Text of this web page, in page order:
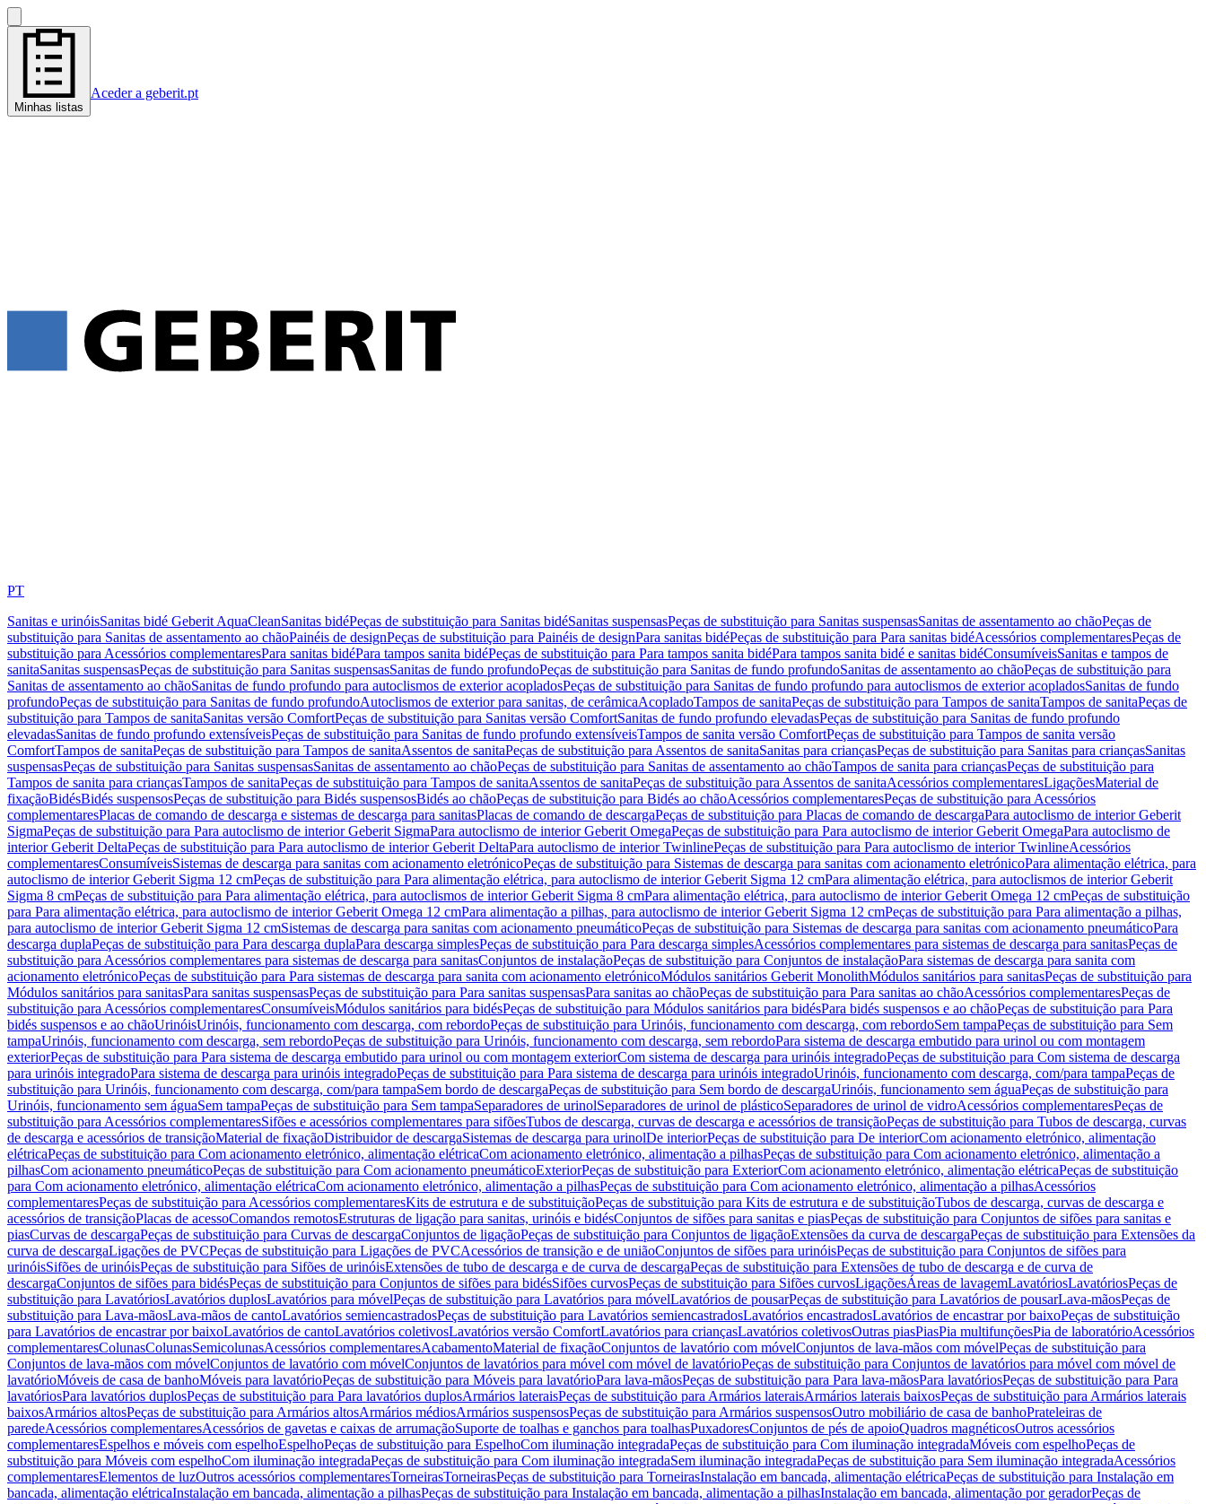
Minhas listas
Aceder a geberit.pt
PT
Sanitas e urinóisSanitas bidé Geberit AquaCleanSanitas bidéPeças de substituição para Sanitas bidéSanitas suspensasPeças de substituição para Sanitas suspensasSanitas de assentamento ao chãoPeças de
substituição para Sanitas de assentamento ao chãoPainéis de designPeças de substituição para Painéis de designPara sanitas bidéPeças de substituição para Para sanitas bidéAcessórios complementaresPeças de
substituição para Acessórios complementaresPara sanitas bidéPara tampos sanita bidéPeças de substituição para Para tampos sanita bidéPara tampos sanita bidé e sanitas bidéConsumíveisSanitas e tampos de
sanitaSanitas suspensasPeças de substituição para Sanitas suspensasSanitas de fundo profundoPeças de substituição para Sanitas de fundo profundoSanitas de assentamento ao chãoPeças de substituição para
Sanitas de assentamento ao chãoSanitas de fundo profundo para autoclismos de exterior acopladosPeças de substituição para Sanitas de fundo profundo para autoclismos de exterior acopladosSanitas de fundo
profundoPeças de substituição para Sanitas de fundo profundoAutoclismos de exterior para sanitas, de cerâmicaAcopladoTampos de sanitaPeças de substituição para Tampos de sanitaTampos de sanitaPeças de
substituição para Tampos de sanitaSanitas versão ComfortPeças de substituição para Sanitas versão ComfortSanitas de fundo profundo elevadasPeças de substituição para Sanitas de fundo profundo
elevadasSanitas de fundo profundo extensíveisPeças de substituição para Sanitas de fundo profundo extensíveisTampos de sanita versão ComfortPeças de substituição para Tampos de sanita versão
ComfortTampos de sanitaPeças de substituição para Tampos de sanitaAssentos de sanitaPeças de substituição para Assentos de sanitaSanitas para criançasPeças de substituição para Sanitas para criançasSanitas
suspensasPeças de substituição para Sanitas suspensasSanitas de assentamento ao chãoPeças de substituição para Sanitas de assentamento ao chãoTampos de sanita para criançasPeças de substituição para
Tampos de sanita para criançasTampos de sanitaPeças de substituição para Tampos de sanitaAssentos de sanitaPeças de substituição para Assentos de sanitaAcessórios complementaresLigaçõesMaterial de
fixaçãoBidésBidés suspensosPeças de substituição para Bidés suspensosBidés ao chãoPeças de substituição para Bidés ao chãoAcessórios complementaresPeças de substituição para Acessórios
complementaresPlacas de comando de descarga e sistemas de descarga para sanitasPlacas de comando de descargaPeças de substituição para Placas de comando de descargaPara autoclismo de interior Geberit
SigmaPeças de substituição para Para autoclismo de interior Geberit SigmaPara autoclismo de interior Geberit OmegaPeças de substituição para Para autoclismo de interior Geberit OmegaPara autoclismo de
interior Geberit DeltaPeças de substituição para Para autoclismo de interior Geberit DeltaPara autoclismo de interior TwinlinePeças de substituição para Para autoclismo de interior TwinlineAcessórios
complementaresConsumíveisSistemas de descarga para sanitas com acionamento eletrónicoPeças de substituição para Sistemas de descarga para sanitas com acionamento eletrónicoPara alimentação elétrica, para
autoclismo de interior Geberit Sigma 12 cmPeças de substituição para Para alimentação elétrica, para autoclismo de interior Geberit Sigma 12 cmPara alimentação elétrica, para autoclismos de interior Geberit
Sigma 8 cmPeças de substituição para Para alimentação elétrica, para autoclismos de interior Geberit Sigma 8 cmPara alimentação elétrica, para autoclismo de interior Geberit Omega 12 cmPeças de substituição
para Para alimentação elétrica, para autoclismo de interior Geberit Omega 12 cmPara alimentação a pilhas, para autoclismo de interior Geberit Sigma 12 cmPeças de substituição para Para alimentação a pilhas,
para autoclismo de interior Geberit Sigma 12 cmSistemas de descarga para sanitas com acionamento pneumáticoPeças de substituição para Sistemas de descarga para sanitas com acionamento pneumáticoPara
descarga duplaPeças de substituição para Para descarga duplaPara descarga simplesPeças de substituição para Para descarga simplesAcessórios complementares para sistemas de descarga para sanitasPeças de
substituição para Acessórios complementares para sistemas de descarga para sanitasConjuntos de instalaçãoPeças de substituição para Conjuntos de instalaçãoPara sistemas de descarga para sanita com
acionamento eletrónicoPeças de substituição para Para sistemas de descarga para sanita com acionamento eletrónicoMódulos sanitários Geberit MonolithMódulos sanitários para sanitasPeças de substituição para
Módulos sanitários para sanitasPara sanitas suspensasPeças de substituição para Para sanitas suspensasPara sanitas ao chãoPeças de substituição para Para sanitas ao chãoAcessórios complementaresPeças de
substituição para Acessórios complementaresConsumíveisMódulos sanitários para bidésPeças de substituição para Módulos sanitários para bidésPara bidés suspensos e ao chãoPeças de substituição para Para
bidés suspensos e ao chãoUrinóisUrinóis, funcionamento com descarga, com rebordoPeças de substituição para Urinóis, funcionamento com descarga, com rebordoSem tampaPeças de substituição para Sem
tampaUrinóis, funcionamento com descarga, sem rebordoPeças de substituição para Urinóis, funcionamento com descarga, sem rebordoPara sistema de descarga embutido para urinol ou com montagem
exteriorPeças de substituição para Para sistema de descarga embutido para urinol ou com montagem exteriorCom sistema de descarga para urinóis integradoPeças de substituição para Com sistema de descarga
para urinóis integradoPara sistema de descarga para urinóis integradoPeças de substituição para Para sistema de descarga para urinóis integradoUrinóis, funcionamento com descarga, com/para tampaPeças de
substituição para Urinóis, funcionamento com descarga, com/para tampaSem bordo de descargaPeças de substituição para Sem bordo de descargaUrinóis, funcionamento sem águaPeças de substituição para
Urinóis, funcionamento sem águaSem tampaPeças de substituição para Sem tampaSeparadores de urinolSeparadores de urinol de plásticoSeparadores de urinol de vidroAcessórios complementaresPeças de
substituição para Acessórios complementaresSifões e acessórios complementares para sifõesTubos de descarga, curvas de descarga e acessórios de transiçãoPeças de substituição para Tubos de descarga, curvas
de descarga e acessórios de transiçãoMaterial de fixaçãoDistribuidor de descargaSistemas de descarga para urinolDe interiorPeças de substituição para De interiorCom acionamento eletrónico, alimentação
elétricaPeças de substituição para Com acionamento eletrónico, alimentação elétricaCom acionamento eletrónico, alimentação a pilhasPeças de substituição para Com acionamento eletrónico, alimentação a
pilhasCom acionamento pneumáticoPeças de substituição para Com acionamento pneumáticoExteriorPeças de substituição para ExteriorCom acionamento eletrónico, alimentação elétricaPeças de substituição
para Com acionamento eletrónico, alimentação elétricaCom acionamento eletrónico, alimentação a pilhasPeças de substituição para Com acionamento eletrónico, alimentação a pilhasAcessórios
complementaresPeças de substituição para Acessórios complementaresKits de estrutura e de substituiçãoPeças de substituição para Kits de estrutura e de substituiçãoTubos de descarga, curvas de descarga e
acessórios de transiçãoPlacas de acessoComandos remotosEstruturas de ligação para sanitas, urinóis e bidésConjuntos de sifões para sanitas e piasPeças de substituição para Conjuntos de sifões para sanitas e
piasCurvas de descargaPeças de substituição para Curvas de descargaConjuntos de ligaçãoPeças de substituição para Conjuntos de ligaçãoExtensões da curva de descargaPeças de substituição para Extensões da
curva de descargaLigações de PVCPeças de substituição para Ligações de PVCAcessórios de transição e de uniãoConjuntos de sifões para urinóisPeças de substituição para Conjuntos de sifões para
urinóisSifões de urinóisPeças de substituição para Sifões de urinóisExtensões de tubo de descarga e de curva de descargaPeças de substituição para Extensões de tubo de descarga e de curva de
descargaConjuntos de sifões para bidésPeças de substituição para Conjuntos de sifões para bidésSifões curvosPeças de substituição para Sifões curvosLigaçõesÁreas de lavagemLavatóriosLavatóriosPeças de
substituição para LavatóriosLavatórios duplosLavatórios para móvelPeças de substituição para Lavatórios para móvelLavatórios de pousarPeças de substituição para Lavatórios de pousarLava-mãosPeças de
substituição para Lava-mãosLava-mãos de cantoLavatórios semiencastradosPeças de substituição para Lavatórios semiencastradosLavatórios encastradosLavatórios de encastrar por baixoPeças de substituição
para Lavatórios de encastrar por baixoLavatórios de cantoLavatórios coletivosLavatórios versão ComfortLavatórios para criançasLavatórios coletivosOutras piasPiasPia multifunçõesPia de laboratórioAcessórios
complementaresColunasColunasSemicolunasAcessórios complementaresAcabamentoMaterial de fixaçãoConjuntos de lavatório com móvelConjuntos de lava-mãos com móvelPeças de substituição para
Conjuntos de lava-mãos com móvelConjuntos de lavatório com móvelConjuntos de lavatórios para móvel com móvel de lavatórioPeças de substituição para Conjuntos de lavatórios para móvel com móvel de
lavatórioMóveis de casa de banhoMóveis para lavatórioPeças de substituição para Móveis para lavatórioPara lava-mãosPeças de substituição para Para lava-mãosPara lavatóriosPeças de substituição para Para
lavatóriosPara lavatórios duplosPeças de substituição para Para lavatórios duplosArmários lateraisPeças de substituição para Armários lateraisArmários laterais baixosPeças de substituição para Armários laterais
baixosArmários altosPeças de substituição para Armários altosArmários médiosArmários suspensosPeças de substituição para Armários suspensosOutro mobiliário de casa de banhoPrateleiras de
paredeAcessórios complementaresAcessórios de gavetas e caixas de arrumaçãoSuporte de toalhas e ganchos para toalhasPuxadoresConjuntos de pés de apoioQuadros magnéticosOutros acessórios
complementaresEspelhos e móveis com espelhoEspelhoPeças de substituição para EspelhoCom iluminação integradaPeças de substituição para Com iluminação integradaMóveis com espelhoPeças de
substituição para Móveis com espelhoCom iluminação integradaPeças de substituição para Com iluminação integradaSem iluminação integradaPeças de substituição para Sem iluminação integradaAcessórios
complementaresElementos de luzOutros acessórios complementaresTorneirasTorneirasPeças de substituição para TorneirasInstalação em bancada, alimentação elétricaPeças de substituição para Instalação em
bancada, alimentação elétricaInstalação em bancada, alimentação a pilhasPeças de substituição para Instalação em bancada, alimentação a pilhasInstalação em bancada, alimentação por geradorPeças de